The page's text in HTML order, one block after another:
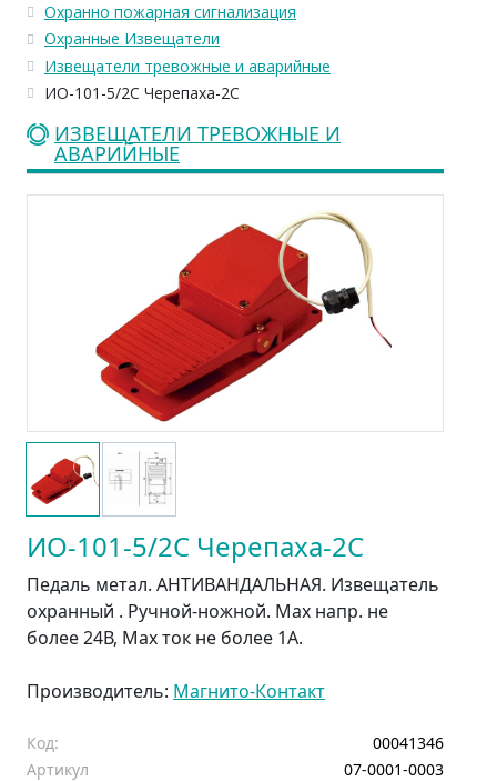
Охранно пожарная сигнализация
Охранные Извещатели
Извещатели тревожные и аварийные
ИО-101-5/2С Черепаха-2С
ИЗВЕЩАТЕЛИ ТРЕВОЖНЫЕ И
АВАРИЙНЫЕ
ИО-101-5/2С Черепаха-2С
Педаль метал. АНТИВАНДАЛЬНАЯ. Извещатель
охранный . Ручной-ножной. Мах напр. не
более 24В, Мах ток не более 1А.
Производитель: Магнито-Контакт
Код:
00041346
Артикул
07-0001-0003